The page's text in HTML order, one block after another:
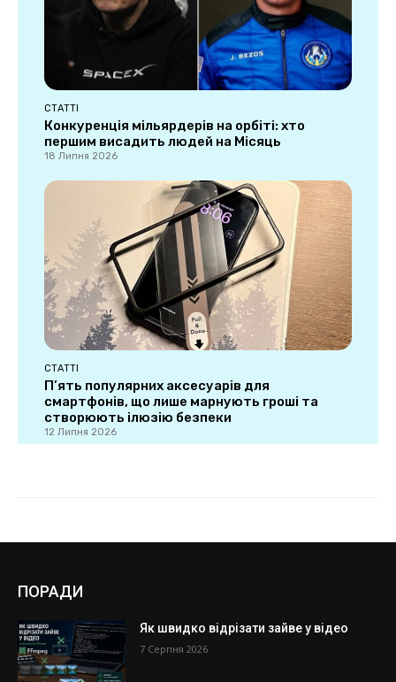
ПОРАДИ
Як швидко відрізати зайве у відео
7 Серпня 2026